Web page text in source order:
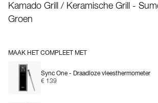
Kamado Grill / Keramische Grill -
Groen
MAAK HET COMPLEET MET
Sync One - Draadloze vleesthermometer
€ 139